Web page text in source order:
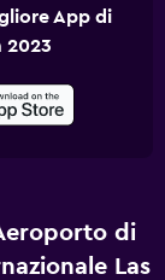
App di
2023
di
Las